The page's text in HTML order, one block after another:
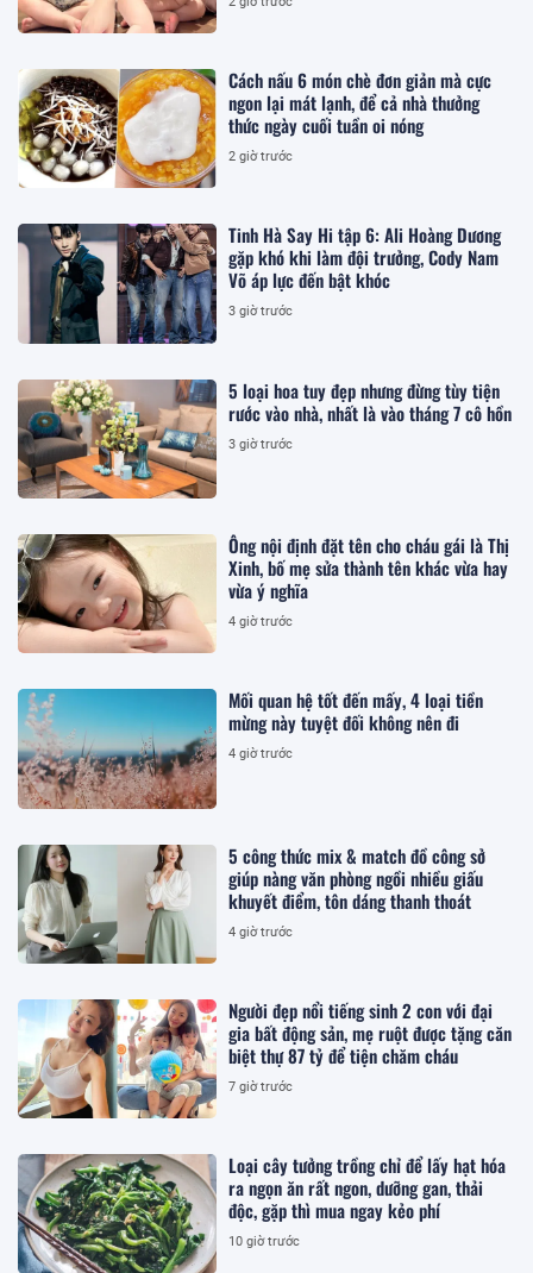
Cách nấu 6 món chè đơn giản mà cực
ngon lại mát lạnh, để cả nhà thưởng
thức ngày cuối tuần oi nóng
2 giờ trước
Tinh Hà Say Hi tập 6: Ali Hoàng Dương
gặp khó khi làm đội trưởng, Cody Nam
Võ áp lực đến bật khóc
3 giờ trước
5 loại hoa tuy đẹp nhưng đừng tùy tiện
rước vào nhà, nhất là vào tháng 7 cô hồn
3 giờ trước
Ông nội định đặt tên cho cháu gái là Thị
Xinh, bố mẹ sửa thành tên khác vừa hay
vừa ý nghĩa
4 giờ trước
Mối quan hệ tốt đến mấy, 4 loại tiền
mừng này tuyệt đối không nên đi
4 giờ trước
5 công thức mix & match đồ công sở
giúp nàng văn phòng ngồi nhiều giấu
khuyết điểm, tôn dáng thanh thoát
4 giờ trước
Người đẹp nổi tiếng sinh 2 con với đại
gia bất động sản, mẹ ruột được tặng căn
biệt thự 87 tỷ để tiện chăm cháu
7 giờ trước
Loại cây tưởng trồng chỉ để lấy hạt hóa
ra ngọn ăn rất ngon, dưỡng gan, thải
độc, gặp thì mua ngay kẻo phí
10 giờ trước